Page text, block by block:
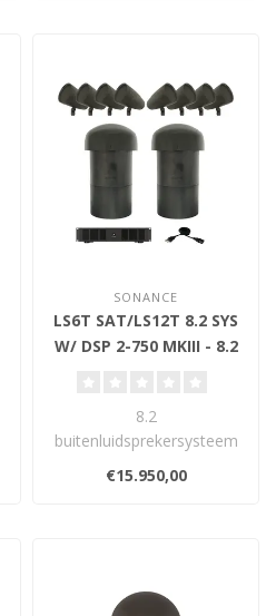
SONANCE
LS6T SAT/LS12T 8.2 SYS
W/ DSP 2-750 MKIII - 8.2
8.2
buitenluidsprekersysteem
met 8 LS6T satellieten, 2
LS12T in-ground
€15.950,00